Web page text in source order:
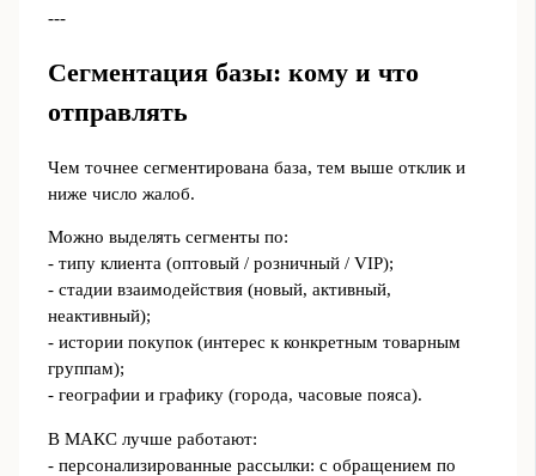
---
Сегментация базы: кому и что
отправлять
Чем точнее сегментирована база, тем выше отклик и
ниже число жалоб.
Можно выделять сегменты по:
- типу клиента (оптовый / розничный / VIP);
- стадии взаимодействия (новый, активный,
неактивный);
- истории покупок (интерес к конкретным товарным
группам);
- географии и графику (города, часовые пояса).
В МАКС лучше работают:
- персонализированные рассылки: с обращением по